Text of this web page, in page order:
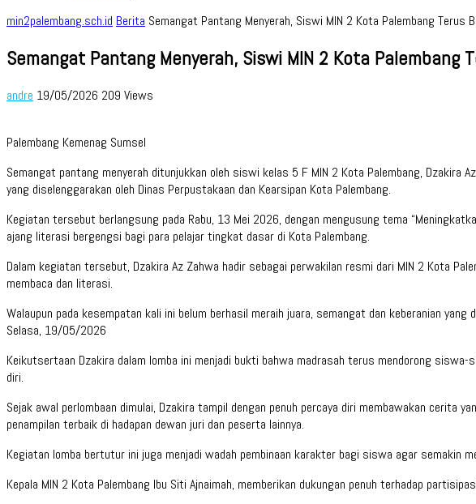
min2palembang.sch.id Berita Semangat Pantang Menyerah, Siswi MIN 2 Kota Palembang
Semangat Pantang Menyerah, Siswi MIN 2 Kota
andre 19/05/2026 209 Views
Palembang Kemenag Sumsel
Semangat pantang menyerah ditunjukkan oleh siswi kelas 5 F MIN 2 Kota Palembang,
yang diselenggarakan oleh Dinas Perpustakaan dan Kearsipan Kota Palembang.
Kegiatan tersebut berlangsung pada Rabu, 13 Mei 2026, dengan mengusung tema
ajang literasi bergengsi bagi para pelajar tingkat dasar di Kota Palembang.
Dalam kegiatan tersebut, Dzakira Az Zahwa hadir sebagai perwakilan resmi dari MIN 2 Kota
membaca dan literasi.
Walaupun pada kesempatan kali ini belum berhasil meraih juara, semangat dan keberanian
Selasa, 19/05/2026
Keikutsertaan Dzakira dalam lomba ini menjadi bukti bahwa madrasah terus mendorong
diri.
Sejak awal perlombaan dimulai, Dzakira tampil dengan penuh percaya diri membawakan cerita
penampilan terbaik di hadapan dewan juri dan peserta lainnya.
Kegiatan lomba bertutur ini juga menjadi wadah pembinaan karakter bagi siswa agar semakin
Kepala MIN 2 Kota Palembang Ibu Siti Ajnaimah, memberikan dukungan penuh terhadap